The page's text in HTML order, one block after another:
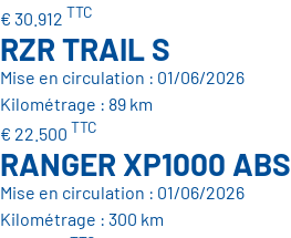
€ 30.912 TTC
RZR TRAIL S
Mise en circulation : 01/06/2026
Kilométrage : 89 km
€ 22.500 TTC
RANGER XP1000 ABS
Mise en circulation : 01/06/2026
Kilométrage : 300 km